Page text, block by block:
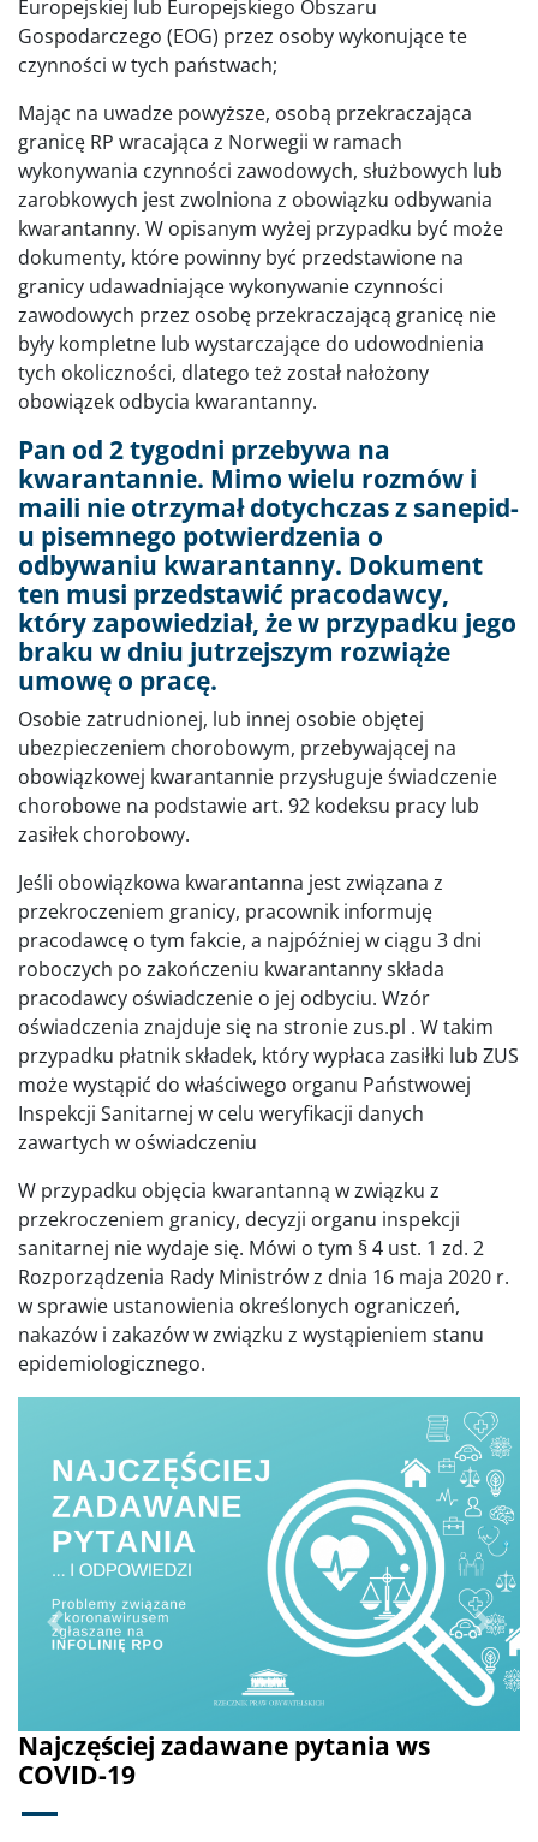
Europejskiej lub Europejskiego Obszaru
Gospodarczego (EOG) przez osoby wykonujące te
czynności w tych państwach;
Mając na uwadze powyższe, osobą przekraczająca
granicę RP wracająca z Norwegii w ramach
wykonywania czynności zawodowych, służbowych lub
zarobkowych jest zwolniona z obowiązku odbywania
kwarantanny. W opisanym wyżej przypadku być może
dokumenty, które powinny być przedstawione na
granicy udawadniające wykonywanie czynności
zawodowych przez osobę przekraczającą granicę nie
były kompletne lub wystarczające do udowodnienia
tych okoliczności, dlatego też został nałożony
obowiązek odbycia kwarantanny.
Pan od 2 tygodni przebywa na
kwarantannie. Mimo wielu rozmów i
maili nie otrzymał dotychczas z sanepid-
u pisemnego potwierdzenia o
odbywaniu kwarantanny. Dokument
ten musi przedstawić pracodawcy,
który zapowiedział, że w przypadku jego
braku w dniu jutrzejszym rozwiąże
umowę o pracę.
Osobie zatrudnionej, lub innej osobie objętej
ubezpieczeniem chorobowym, przebywającej na
obowiązkowej kwarantannie przysługuje świadczenie
chorobowe na podstawie art. 92 kodeksu pracy lub
zasiłek chorobowy.
Jeśli obowiązkowa kwarantanna jest związana z
przekroczeniem granicy, pracownik informuję
pracodawcę o tym fakcie, a najpóźniej w ciągu 3 dni
roboczych po zakończeniu kwarantanny składa
pracodawcy oświadczenie o jej odbyciu. Wzór
oświadczenia znajduje się na stronie zus.pl . W takim
przypadku płatnik składek, który wypłaca zasiłki lub ZUS
może wystąpić do właściwego organu Państwowej
Inspekcji Sanitarnej w celu weryfikacji danych
zawartych w oświadczeniu
W przypadku objęcia kwarantanną w związku z
przekroczeniem granicy, decyzji organu inspekcji
sanitarnej nie wydaje się. Mówi o tym § 4 ust. 1 zd. 2
Rozporządzenia Rady Ministrów z dnia 16 maja 2020 r.
w sprawie ustanowienia określonych ograniczeń,
nakazów i zakazów w związku z wystąpieniem stanu
epidemiologicznego.
Najczęściej zadawane pytania ws
COVID-19
Poprzednie Dalej